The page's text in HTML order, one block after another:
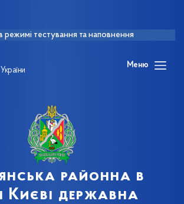
режимі тестування та наповнення
Меню
районна в
Києві державна